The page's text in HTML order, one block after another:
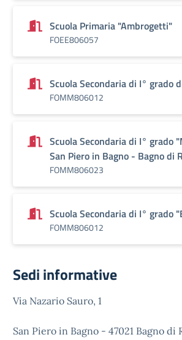
Scuola Primaria "Ambrogetti"
FOEE806057
Scuola Secondaria di I° grado
FOMM806012
Scuola Secondaria di I° grado
San Piero in Bagno - Bagno di
FOMM806023
Scuola Secondaria di I° grado
FOMM806012
Sedi informative
Via Nazario Sauro, 1
San Piero in Bagno - 47021 Bagno di